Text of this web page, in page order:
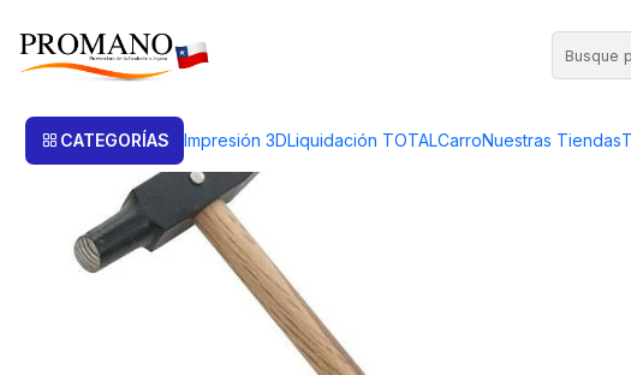
CATEGORÍAS Impresión 3DLiquidación TOTALCarroNuestras Tiendas